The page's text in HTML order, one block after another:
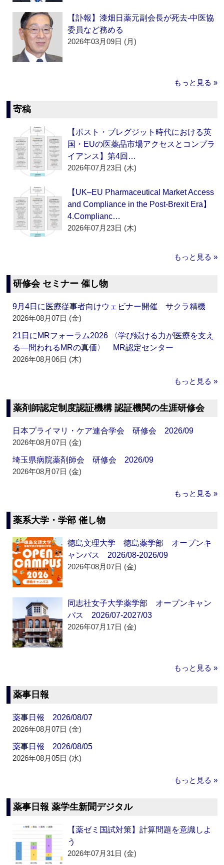
【訃報】漆畑日薬元副会長が死去‐中医協
委員など務める
2026年03月09日 (月)
もっと見る »
寄稿
【ポスト・ブレグジット時代における英
国・EUの医薬品市場アクセスとコンプラ
イアンス】第4回…
2026年07月23日 (木)
【UK–EU Pharmaceutical Market Access
and Compliance in the Post-Brexit Era】
4.Complianc…
2026年07月23日 (木)
もっと見る »
研修会 セミナー 催し物
9月4日に医療従事者向けウェビナー開催 サクラ精機
2026年08月07日 (金)
21日にMRフォーラム2026 〈学び続ける力が医療を支え
る―問われるMRの真価〉 MR認定センター
2026年08月06日 (木)
もっと見る »
薬剤師認定制度認証機構 認証機関の生涯研修会
日本プライマリ・ケア連合学会 研修会 2026/09
2026年08月07日 (金)
埼玉県病院薬剤師会 研修会 2026/09
2026年08月07日 (金)
もっと見る »
薬系大学・学部 催し物
徳島文理大学 徳島薬学部 オープンキ
ャンパス 2026/08-2026/09
2026年08月07日 (金)
同志社女子大学薬学部 オープンキャン
パス 2026/07-2027/03
2026年07月17日 (金)
もっと見る »
薬事日報
薬事日報 2026/08/07
2026年08月07日 (金)
薬事日報 2026/08/05
2026年08月05日 (水)
もっと見る »
薬事日報 薬学生新聞デジタル
【薬ゼミ国試対策】計算問題を意識しよ
う
2026年07月31日 (金)